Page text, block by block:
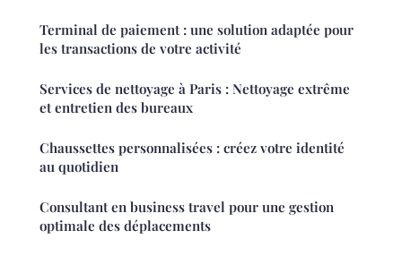
Terminal de paiement : une solution adaptée pour
les transactions de votre activité
Services de nettoyage à Paris : Nettoyage extrême
et entretien des bureaux
Chaussettes personnalisées : créez votre identité
au quotidien
Consultant en business travel pour une gestion
optimale des déplacements